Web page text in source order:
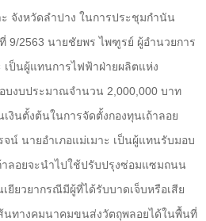
จังหวัดลำปาง ในการประชุมกำนัน
9/2563 นายชัยพร ไพฑูรย์ ผู้อำนวยการ
เป็นผู้แทนการไฟฟ้าฝ่ายผลิตแห่ง
บงบประมาณจำนวน 2 ,000,000 บาท
เงินตั้งต้นในการจัดตั้งกองทุนเถ้าลอย
น์ นายอำเภอแม่เมาะ เป็นผู้แทนรับมอบ
ลอยจะนำไปใช้ปรับปรุงซ่อมแซมถนน
ยียวยากรณีมีผู้ที่ได้รับบาดเจ็บหรือเสีย
นทางคมนาคมขนส่งวัตถุพลอยได้ในพื้นที่